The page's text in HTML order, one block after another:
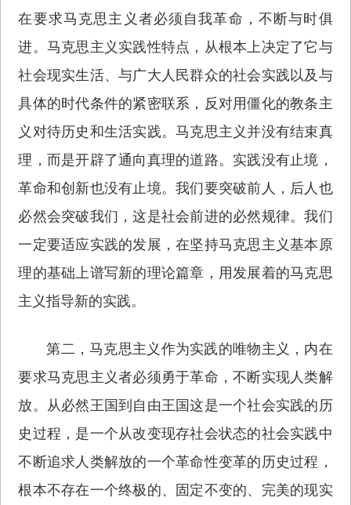
在要求马克思主义者必须自我革命，不断与时俱
进。马克思主义实践性特点，从根本上决定了它与
社会现实生活、与广大人民群众的社会实践以及与
具体的时代条件的紧密联系，反对用僵化的教条主
义对待历史和生活实践。马克思主义并没有结束真
理，而是开辟了通向真理的道路。实践没有止境，
革命和创新也没有止境。我们要突破前人，后人也
必然会突破我们，这是社会前进的必然规律。我们
一定要适应实践的发展，在坚持马克思主义基本原
理的基础上谱写新的理论篇章，用发展着的马克思
主义指导新的实践。
第二，马克思主义作为实践的唯物主义，内在
要求马克思主义者必须勇于革命，不断实现人类解
放。从必然王国到自由王国这是一个社会实践的历
史过程，是一个从改变现存社会状态的社会实践中
不断追求人类解放的一个革命性变革的历史过程，
根本不存在一个终极的、固定不变的、完美的现实